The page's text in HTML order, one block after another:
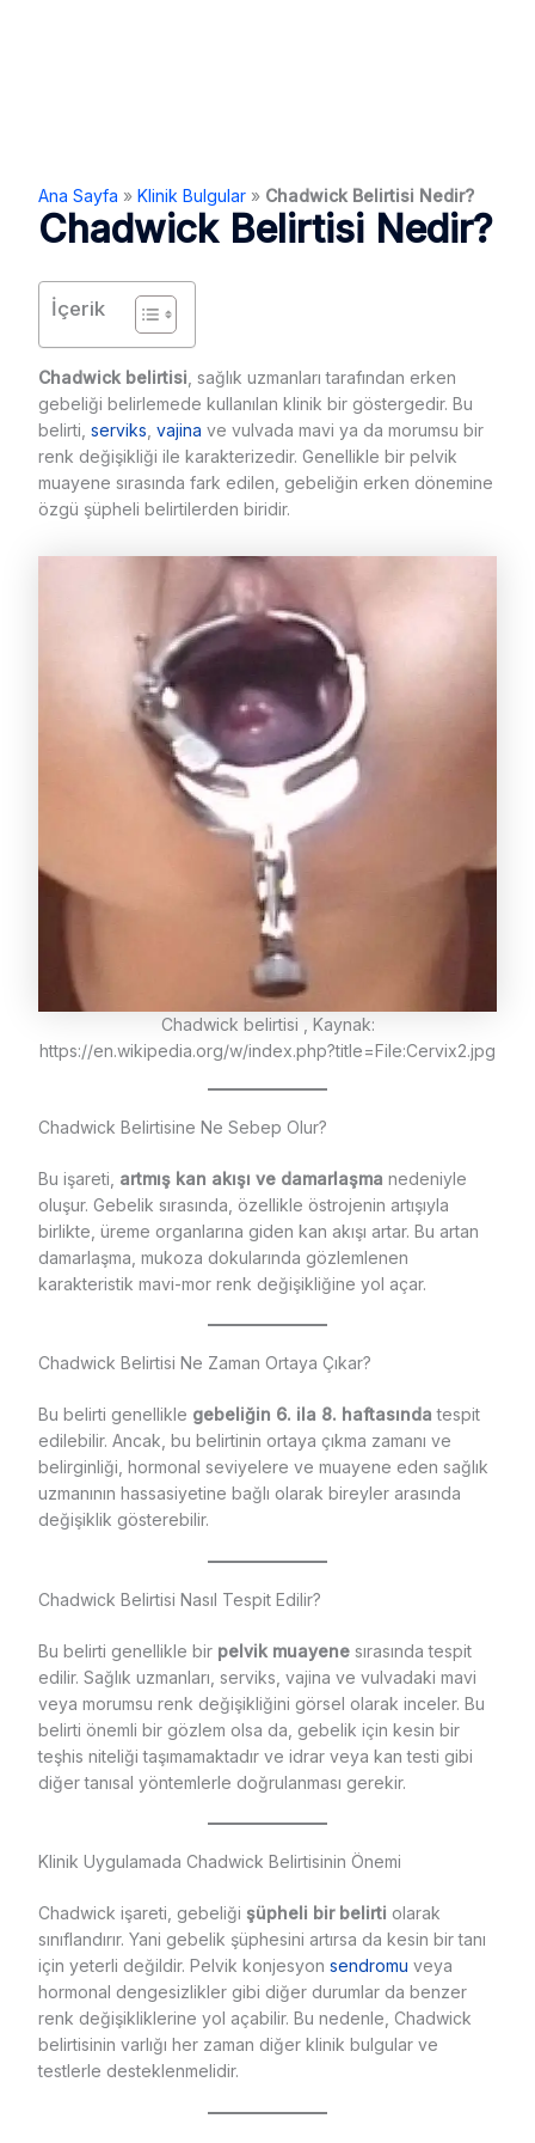
Ana Sayfa » Klinik Bulgular» Chadwick Belirtisi Nedir?
Chadwick Belirtisi Nedir?
İçerik
Chadwick belirtisi , sağlık uzmanları tarafından erken
gebeliği belirlemede kullanılan klinik bir göstergedir. Bu
belirti, serviks vajina ve vulvada mavi ya da morumsu bir
renk değişikliği ile karakterizedir. Genellikle bir pelvik
muayene sırasında fark edilen, gebeliğin erken dönemine
özgü şüpheli belirtilerden biridir.
Chadwick belirtisi , Kaynak:
https://en.wikipedia.org/w/index.php?title=File:Cervix2.jpg
Chadwick Belirtisine Ne Sebep Olur?
Bu işareti, artmış kan akışı ve damarlaşma nedeniyle
oluşur. Gebelik sırasında, özellikle östrojenin artışıyla
birlikte, üreme organlarına giden kan akışı artar. Bu artan
damarlaşma, mukoza dokularında gözlemlenen
karakteristik mavi-mor renk değişikliğine yol açar.
Chadwick Belirtisi Ne Zaman Ortaya Çıkar?
Bu belirti genellikle gebeliğin 6. ila 8. haftasında tespit
edilebilir. Ancak, bu belirtinin ortaya çıkma zamanı ve
belirginliği, hormonal seviyelere ve muayene eden sağlık
uzmanının hassasiyetine bağlı olarak bireyler arasında
değişiklik gösterebilir.
Chadwick Belirtisi Nasıl Tespit Edilir?
Bu belirti genellikle bir pelvik muayenesırasında tespit
edilir. Sağlık uzmanları, serviks, vajina ve vulvadaki mavi
veya morumsu renk değişikliğini görsel olarak inceler. Bu
belirti önemli bir gözlem olsa da, gebelik için kesin bir
teşhis niteliği taşımamaktadır ve idrar veya kan testi gibi
diğer tanısal yöntemlerle doğrulanması gerekir.
Klinik Uygulamada Chadwick Belirtisinin Önemi
Chadwick işareti, gebeliği şüpheli bir belirti olarak
sınıflandırır. Yani gebelik şüphesini artırsa da kesin bir tanı
için yeterli değildir. Pelvik konjesyon sendromu veya
hormonal dengesizlikler gibi diğer durumlar da benzer
renk değişikliklerine yol açabilir. Bu nedenle, Chadwick
belirtisinin varlığı her zaman diğer klinik bulgular ve
testlerle desteklenmelidir.